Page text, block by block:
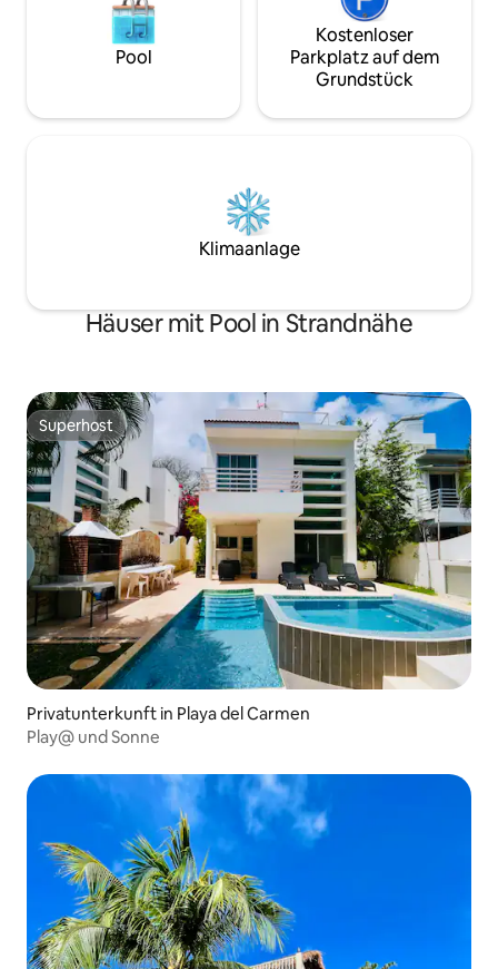
Pool
Kostenloser
Parkplatz auf dem
Grundstück
Klimaanlage
Häuser mit Pool in Strandnähe
Superhost
Superhost
Privatunterkunft in Playa del Carmen
Play@ und Sonne